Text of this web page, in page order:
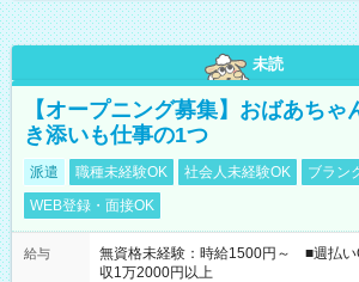
未読
【オープニング募集】おばあちゃ
き添いも仕事の1つ
派遣 職種未経験OK 社会人未経験OK
ブラン
WEB登録・面接OK
給与
無資格未経験：時給1500円～ ■週払
収1万2000円以上